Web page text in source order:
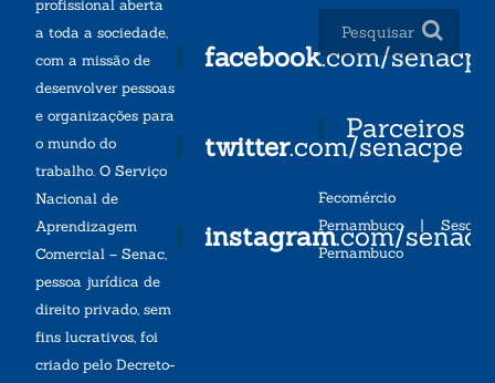
profissional aberta
a toda a sociedade,
com a missão de
desenvolver pessoas
e organizações para
o mundo do
trabalho. O Serviço
Nacional de
Aprendizagem
Comercial – Senac,
pessoa jurídica de
direito privado, sem
fins lucrativos, foi
criado pelo Decreto-
facebook.com/senacpe
twitter.com/senacpe
instagram.com/
Parceiros
Fecomércio
Pernambuco| Sesc
Pernambuco